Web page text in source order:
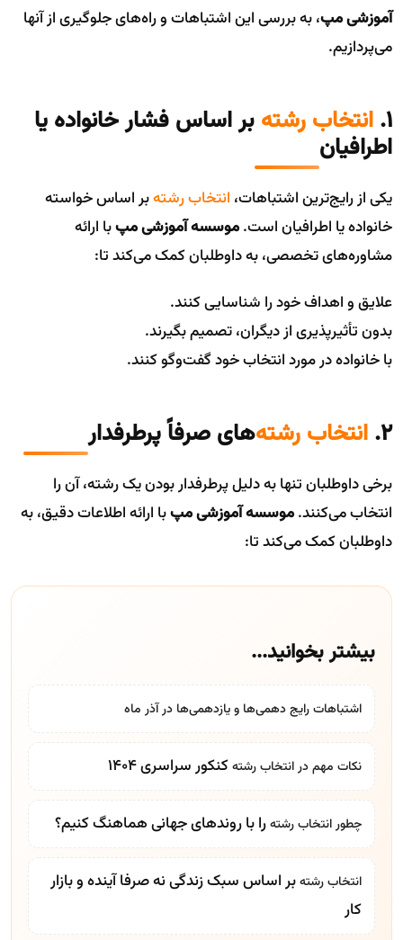
آموزشی مپ، به بررسی این اشتباهات و راه‌های جلوگیری از آنها
می‌پردازیم.
۱. انتخاب رشته بر اساس فشار خانواده یا
اطرافیان
یکی از رایج‌ترین اشتباهات، انتخاب رشتهبر اساس خواسته
خانواده یا اطرافیان است.موسسه آموزشی مپبا ارائه
مشاوره‌های تخصصی، به داوطلبان کمک می‌کند تا:
علایق و اهداف خود را شناسایی کنند.
بدون تأثیرپذیری از دیگران، تصمیم بگیرند.
با خانواده در مورد انتخاب خود گفت‌وگو کنند.
۲. انتخاب رشته‌های صرفاً پرطرفدار
برخی داوطلبان تنها به دلیل پرطرفدار بودن یک رشته، آن را
انتخاب می‌کنند.موسسه آموزشی مپبا ارائه اطلاعات دقیق، به
داوطلبان کمک می‌کند تا:
بیشتر بخوانید...
اشتباهات رایج دهمی‌ها و یازدهمی‌ها در آذر ماه
نکات مهم درانتخاب رشتهکنکور سراسری 1404
چطورانتخاب رشتهرا با روندهای جهانی هماهنگ کنیم؟
انتخاب رشتهبر اساس سبک زندگی نه صرفا آینده و بازار
کار